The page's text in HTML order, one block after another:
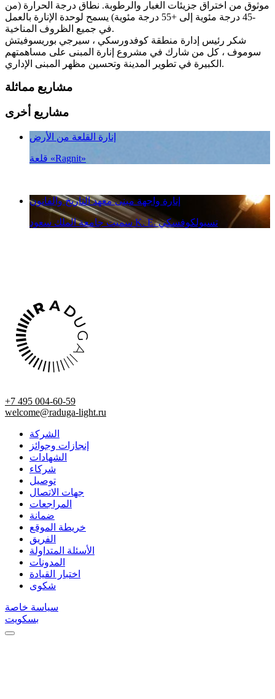
موثوق من اختراق جزيئات الغبار والرطوبة. نطاق درجة الحرارة (من
-45 درجة مئوية إلى +55 درجة مئوية) يسمح لوحدة الإنارة بالعمل
في جميع الظروف المناخية.
شكر رئيس إدارة منطقة كوفدورسكي ، سيرجي بوريسوفيتش
سوموف ، كل من شارك في مشروع إنارة المبنى على مساهمتهم
الكبيرة في تطوير المدينة وتحسين مظهر المبنى الإداري.
مشاريع مماثلة
مشاريع أخرى
إنارة القلعة من الأرض
قلعة «Ragnit»
إنارة واجهة مبنى معهد التاريخ والقانون
سميت جامعة الملك سعود K. E. تسيولكوفسكي
+7 495 004-60-59
welcome@raduga-light.ru
الشركة
إنجازات وجوائز
الشهادات
شركاء
توصيل
جهات الاتصال
المراجعات
ضمانة
خريطة الموقع
الفريق
الأسئلة المتداولة
المدونات
اختبار القيادة
شكوى
سياسة خاصة
بسكويت